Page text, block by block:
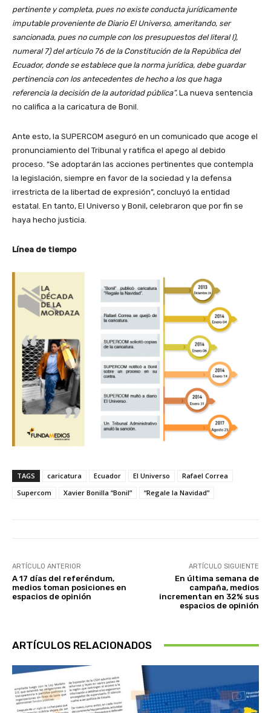
pertinente y completa, pues no existe conducta jurídicamente
imputable proveniente de Diario El Universo, ameritando, ser
sancionada, pues no cumple con los presupuestos del literal l),
numeral 7) del artículo 76 de la Constitución de la República del
Ecuador, donde se establece que la norma jurídica, debe guardar
pertinencia con los antecedentes de hecho a los que haga
referencia la decisión de la autoridad pública”. La nueva sentencia
no califica a la caricatura de Bonil.
Ante esto, la SUPERCOM aseguró en un comunicado que acoge el
pronunciamiento del Tribunal y ratifica el apego al debido
proceso. “Se adoptarán las acciones pertinentes que contempla
la legislación, siempre en favor de la sociedad y la defensa
irrestricta de la libertad de expresión”, concluyó la entidad
estatal. En tanto, El Universo y Bonil, celebraron que por fin se
haya hecho justicia.
Línea de tiempo
TAGS caricatura Ecuador El Universo
Rafael Correa
Supercom
Xavier Bonilla “Bonil” “Regale la Navidad”
ARTÍCULO ANTERIOR
A 17 días del referéndum,
medios toman posiciones en
espacios de opinión
ARTÍCULO SIGUIENTE
En última semana de
campaña, medios
incrementan en 32% sus
espacios de opinión
ARTÍCULOS RELACIONADOS